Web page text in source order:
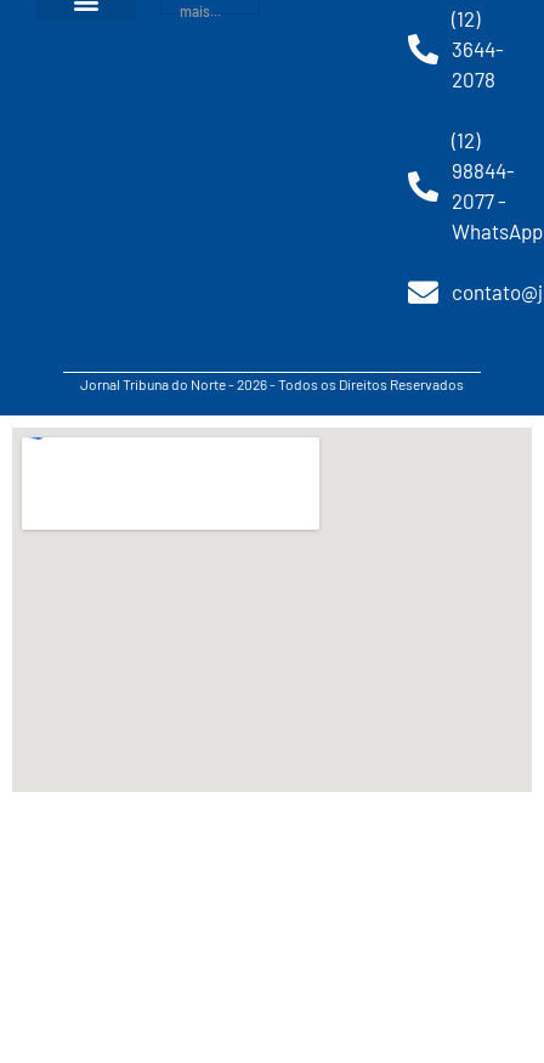
mais...
(12)
3644-
2078
(12)
98844-
2077 -
WhatsApp
Jornal Tribuna do Norte - 2026 - Todos os Direitos Reservados